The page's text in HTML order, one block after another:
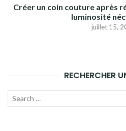
Créer un coin couture après
luminosité
juillet 15,
RECHERCHER
Recherche